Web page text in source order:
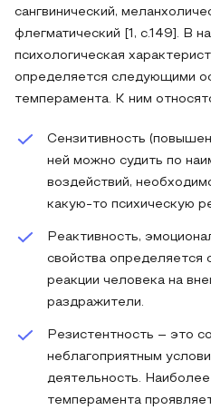
сангвинический,
флегматический [1, с.149]. В
психологическая
определяется следующими
темперамента. К ним
Сензитивнoсть
ней можно судить по
воздействий,
какую-то психическую
Реактивность,
свойства определяется
реакции человека на
раздражители.
Резистентность – это
неблагоприятным
деятельность.
темперамента